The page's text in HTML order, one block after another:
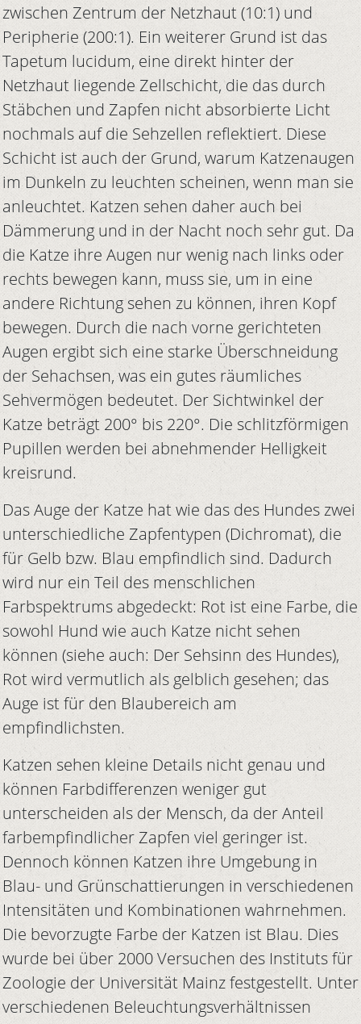
zwischen Zentrum der Netzhaut (10:1) und
Peripherie (200:1). Ein weiterer Grund ist das
Tapetum lucidum, eine direkt hinter der
Netzhaut liegende Zellschicht, die das durch
Stäbchen und Zapfen nicht absorbierte Licht
nochmals auf die Sehzellen reflektiert. Diese
Schicht ist auch der Grund, warum Katzenaugen
im Dunkeln zu leuchten scheinen, wenn man sie
anleuchtet. Katzen sehen daher auch bei
Dämmerung und in der Nacht noch sehr gut. Da
die Katze ihre Augen nur wenig nach links oder
rechts bewegen kann, muss sie, um in eine
andere Richtung sehen zu können, ihren Kopf
bewegen. Durch die nach vorne gerichteten
Augen ergibt sich eine starke Überschneidung
der Sehachsen, was ein gutes räumliches
Sehvermögen bedeutet. Der Sichtwinkel der
Katze beträgt 200° bis 220°. Die schlitzförmigen
Pupillen werden bei abnehmender Helligkeit
kreisrund.
Das Auge der Katze hat wie das des Hundes zwei
unterschiedliche Zapfentypen (Dichromat), die
für Gelb bzw. Blau empfindlich sind. Dadurch
wird nur ein Teil des menschlichen
Farbspektrums abgedeckt: Rot ist eine Farbe, die
sowohl Hund wie auch Katze nicht sehen
können (siehe auch: Der Sehsinn des Hundes),
Rot wird vermutlich als gelblich gesehen; das
Auge ist für den Blaubereich am
empfindlichsten.
Katzen sehen kleine Details nicht genau und
können Farbdifferenzen weniger gut
unterscheiden als der Mensch, da der Anteil
farbempfindlicher Zapfen viel geringer ist.
Dennoch können Katzen ihre Umgebung in
Blau- und Grünschattierungen in verschiedenen
Intensitäten und Kombinationen wahrnehmen.
Die bevorzugte Farbe der Katzen ist Blau. Dies
wurde bei über 2000 Versuchen des Instituts für
Zoologie der Universität Mainz festgestellt. Unter
verschiedenen Beleuchtungsverhältnissen